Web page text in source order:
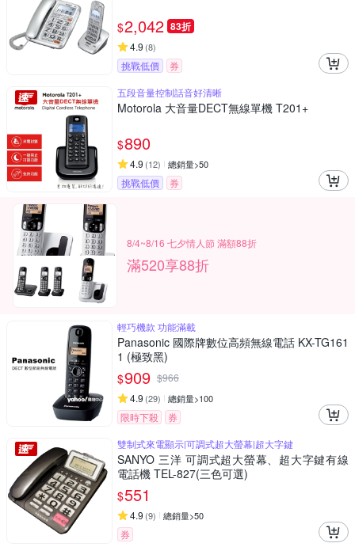
$2,042 83折
4.9 (8)
挑戰低價
券
五段音量控制話音好清晰
Motorola 大音量DECT無線單機 T201+
$890
4.9 (12) 總銷量>50
挑戰低價 券
8/4~8/16 七夕情人節 滿額88折
滿520享88折
輕巧機款 功能滿載
Panasonic 國際牌數位高頻無線電話 KX-TG161
1 (極致黑)
$909 $966
4.9 (29) 總銷量>100
限時下殺
券
雙制式來電顯示|可調式超大螢幕|超大字鍵
SANYO 三洋 可調式超大螢幕、超大字鍵有線
電話機 TEL-827(三色可選)
$551
4.9 (9) 總銷量>50
券